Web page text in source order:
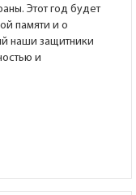
Этот год будет
памяти и о
наши защитники
и